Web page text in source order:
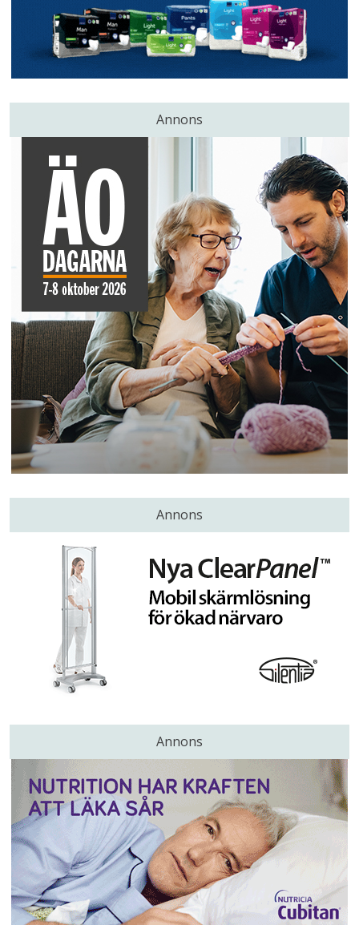
Annons
Annons
Annons